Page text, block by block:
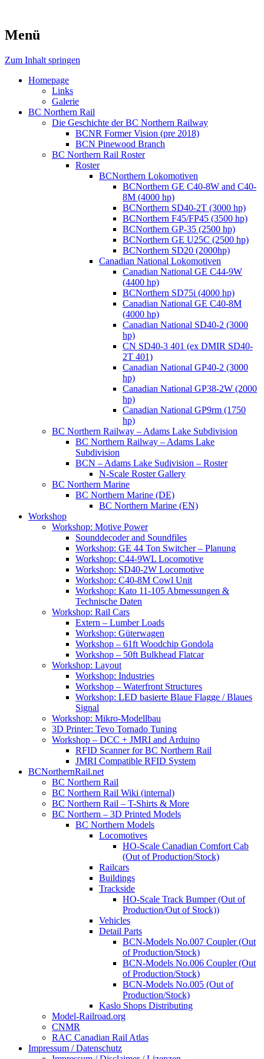
Menü
Zum Inhalt springen
Homepage
Links
Galerie
BC Northern Rail
Die Geschichte der BC Northern Railway
BCNR Former Vision (pre 2018)
BCN Pinewood Branch
BC Northern Rail Roster
Roster
BCNorthern Lokomotiven
BCNorthern GE C40-8W and C40-
8M (4000 hp)
BCNorthern SD40-2T (3000 hp)
BCNorthern F45/FP45 (3500 hp)
BCNorthern GP-35 (2500 hp)
BCNorthern GE U25C (2500 hp)
BCNorthern SD20 (2000hp)
Canadian National Lokomotiven
Canadian National GE C44-9W
(4400 hp)
BCNorthern SD75i (4000 hp)
Canadian National GE C40-8M
(4000 hp)
Canadian National SD40-2 (3000
hp)
CN SD40-3 401 (ex DMIR SD40-
2T 401)
Canadian National GP40-2 (3000
hp)
Canadian National GP38-2W (2000
hp)
Canadian National GP9rm (1750
hp)
BC Northern Railway – Adams Lake Subdivision
BC Northern Railway – Adams Lake
Subdivision
BCN – Adams Lake Sudivision – Roster
N-Scale Roster Gallery
BC Northern Marine
BC Northern Marine (DE)
BC Northern Marine (EN)
Workshop
Workshop: Motive Power
Sounddecoder and Soundfiles
Workshop: GE 44 Ton Switcher – Planung
Workshop: C44-9WL Locomotive
Workshop: SD40-2W Locomotive
Workshop: C40-8M Cowl Unit
Workshop: Kato 11-105 Abmessungen &
Technische Daten
Workshop: Rail Cars
Extern – Lumber Loads
Workshop: Güterwagen
Workshop – 61ft Woodchip Gondola
Workshop – 50ft Bulkhead Flatcar
Workshop: Layout
Workshop: Industries
Workshop – Waterfront Structures
Workshop: LED basierte Blaue Flagge / Blaues
Signal
Workshop: Mikro-Modellbau
3D Printer: Tevo Tornado Tuning
Workshop – DCC + JMRI and Arduino
RFID Scanner for BC Northern Rail
JMRI Compatible RFID System
BCNorthernRail.net
BC Northern Rail
BC Northern Rail Wiki (internal)
BC Northern Rail – T-Shirts & More
BC Northern – 3D Printed Models
BC Northern Models
Locomotives
HO-Scale Canadian Comfort Cab
(Out of Production/Stock)
Railcars
Buildings
Trackside
HO-Scale Track Bumper (Out of
Production/Out of Stock))
Vehicles
Detail Parts
BCN-Models No.007 Coupler (Out
of Production/Stock)
BCN-Models No.006 Coupler (Out
of Production/Stock)
BCN-Models No.005 (Out of
Production/Stock)
Kaslo Shops Distributing
Model-Railroad.org
CNMR
RAC Canadian Rail Atlas
Impressum / Datenschutz